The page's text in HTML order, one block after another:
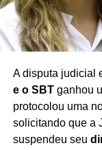
que as partes
provas.
A disputa judicial
e o SBTganhou
protocolou uma
solicitando que a
suspendeu seu